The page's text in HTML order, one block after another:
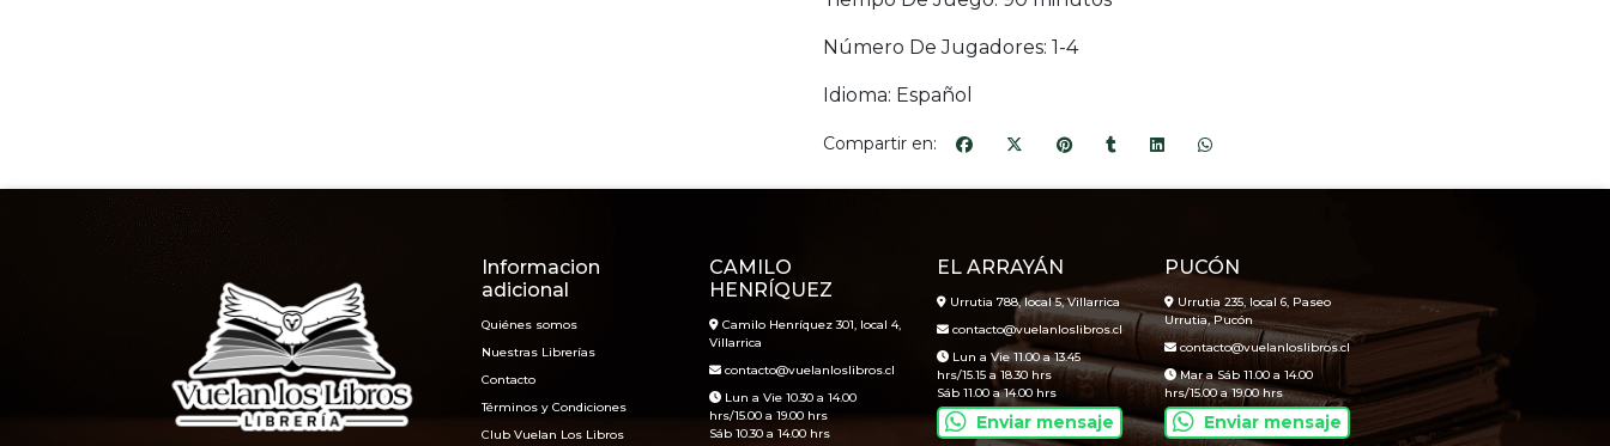
Número De Jugadores: 1-4
Idioma: Español
Compartir en:
Informacion
adicional
Quiénes somos
Nuestras Librerías
Contacto
Términos y Condiciones
Club Vuelan Los Libros
CAMILO
HENRÍQUEZ
Camilo Henríquez 301, local 4,
Villarrica
contacto@vuelanloslibros.cl
Lun a Vie 10.30 a 14.00
hrs/15.00 a 19.00 hrs
Sáb 10.30 a 14.00 hrs
EL ARRAYÁN
Urrutia 788, local 5, Villarrica
contacto@vuelanloslibros.cl
Lun a Vie 11.00 a 13.45
hrs/15.15 a 18.30 hrs
Sáb 11.00 a 14.00 hrs
Enviar mensaje
PUCÓN
Urrutia 235, local 6, Paseo
Urrutia, Pucón
contacto@vuelanloslibros.cl
Mar a Sáb 11.00 a 14.00
hrs/15.00 a 19.00 hrs
Enviar mensaje